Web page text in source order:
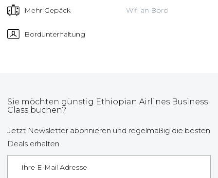
Mehr Gepäck Wifi an Bord
Bordunterhaltung
Sie möchten günstig Ethiopian Airlines Business
Class buchen?
Jetzt Newsletter abonnieren und regelmäßig die besten
Deals erhalten